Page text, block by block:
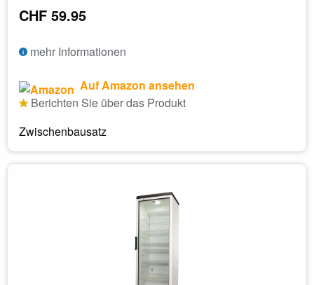
CHF 59.95
mehr Informationen
Auf Amazon ansehen
Berichten Sie über das Produkt
Zwischenbausatz